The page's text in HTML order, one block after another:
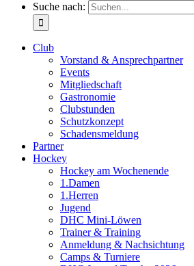
Suche nach:
Club
Vorstand & Ansprechpartner
Events
Mitgliedschaft
Gastronomie
Clubstunden
Schutzkonzept
Schadensmeldung
Partner
Hockey
Hockey am Wochenende
1.Damen
1.Herren
Jugend
DHC Mini-Löwen
Trainer & Training
Anmeldung & Nachsichtung
Camps & Turniere